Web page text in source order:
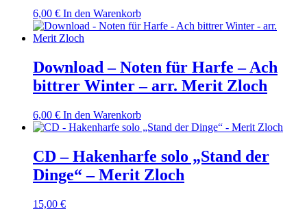
6,00 € In den Warenkorb
Download – Noten für Harfe – Ach
bittrer Winter – arr. Merit Zloch
6,00 € In den Warenkorb
CD – Hakenharfe solo „Stand der
Dinge“ – Merit Zloch
15,00 €